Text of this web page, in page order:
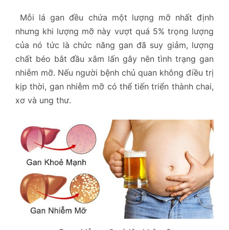
Mỗi lá gan đều chứa một lượng mỡ nhất định
nhưng khi lượng mỡ này vượt quá 5% trọng lượng
của nó tức là chức năng gan đã suy giảm, lượng
chất béo bắt đầu xâm lấn gây nên tình trạng gan
nhiễm mỡ. Nếu người bệnh chủ quan không điều trị
kịp thời, gan nhiễm mỡ có thể tiến triển thành chai,
xơ và ung thư.